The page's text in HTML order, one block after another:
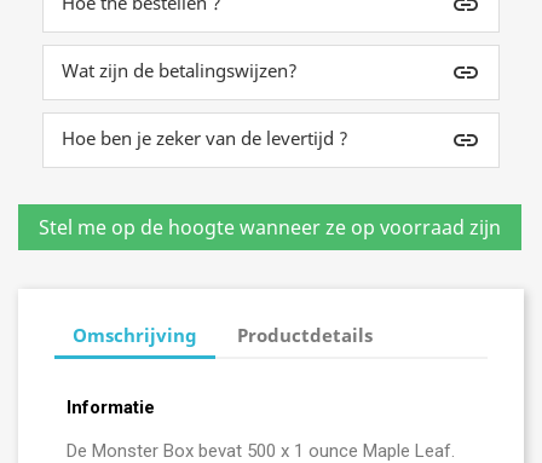
Wat zijn de betalingswijzen? insert_link
Hoe ben je zeker van de levertijd ? insert_link
Omschrijving Productdetails
Informatie
De Monster Box bevat 500 x 1 ounce Maple Leaf.